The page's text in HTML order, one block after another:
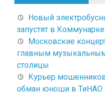
Новый
запустят в
Московские
главным
столицы
Курьер
обман юноши в ТиНАО